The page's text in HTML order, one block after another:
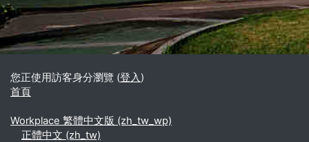
您正使用訪客身分瀏覽 (登入)
首頁
Workplace 繁體中文版 ‎(zh_tw_wp)‎
正體中文 ‎(zh_tw)‎